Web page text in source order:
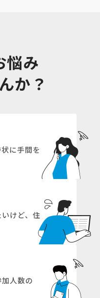
悩み
か？
に手間を
けど、 住
加人数の